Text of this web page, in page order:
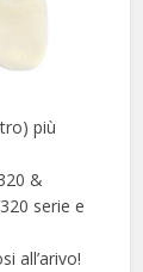
più
&
serie e
all’arivo!